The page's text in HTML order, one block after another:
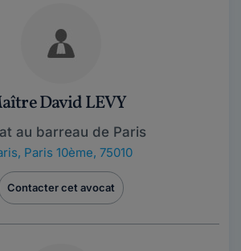
David LEVY
au barreau de Paris
, Paris 10ème, 75010
Contacter cet avocat